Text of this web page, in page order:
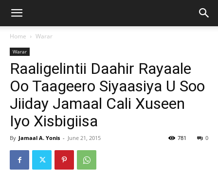
Home Warar
Warar
Raaligelintii Daahir Rayaale
Oo Taageero Siyaasiya U Soo
Jiiday Jamaal Cali Xuseen
Iyo Xisbigiisa
By Jamaal A. Yonis - June 21, 2015 0
781